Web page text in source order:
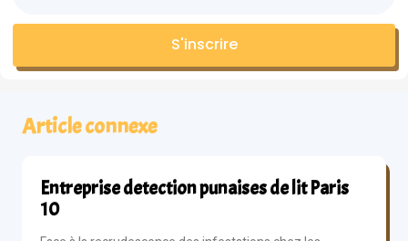
S'inscrire
Article connexe
Entreprise detection punaises de lit Paris
10